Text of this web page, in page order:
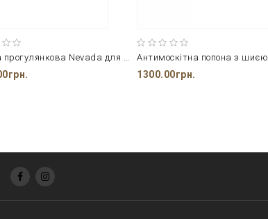
Попона прогулянкова Nevada для коня Антимоскітна попона з шиєю
1300.00грн.